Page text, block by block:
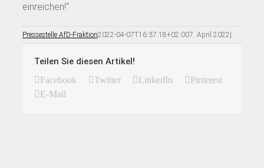
einreichen!“
Pressestelle AfD-Fraktion2022-04-07T16:37:18+02:007. April 2022 |
Teilen Sie diesen Artikel!
Facebook Twitter LinkedIn
Pinterest
E-Mail